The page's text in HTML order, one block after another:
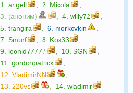
1. angell 2. Micola
3. (аноним)
4. willy72
5. trangira 6. morkovkin
7. Smurf 8. Kos33
9. leonid77777 10. SGN
11. gordonpatrick
12. VladimirNN
13. 220vs 14. wladimir